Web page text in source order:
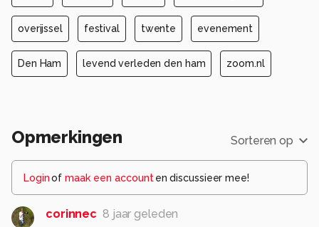
overijssel festival twente evenement
Den Ham levend verleden den ham zoom.nl
Opmerkingen Sorteren op
Loginof maak een account en discussieer mee!
corinnec 8 jaar geleden